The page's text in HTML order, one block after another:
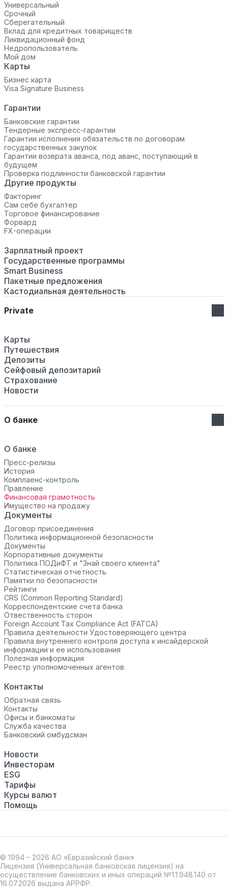
Универсальный
Срочный
Сберегательный
Вклад для кредитных товариществ
Ликвидационный фонд
Недропользователь
Мой дом
Карты
Бизнес карта
Visa Signature Business
Гарантии
Банковские гарантии
Тендерные экспресс-гарантии
Гарантии исполнения обязательств по договорам
государственных закупок
Гарантии возврата аванса, под аванс, поступающий в
будущем
Проверка подлинности банковской гарантии
Другие продукты
Факторинг
Сам себе бухгалтер
Торговое финансирование
Форвард
FX-операции
Зарплатный проект
Государственные программы
Smart Business
Пакетные предложения
Кастодиальная деятельность
Private
Карты
Путешествия
Депозиты
Сейфовый депозитарий
Страхование
Новости
О банке
О банке
Пресс-релизы
История
Комплаенс-контроль
Правление
Финансовая грамотность
Имущество на продажу
Документы
Договор присоединения
Политика информационной безопасности
Документы
Корпоративные документы
Политика ПОДиФТ и "Знай своего клиента"
Статистическая отчетность
Памятки по безопасности
Рейтинги
CRS (Common Reporting Standard)
Корреспондентские счета банка
Отвественность сторон
Foreign Account Tax Compliance Act (FATCA)
Правила деятельности Удостоверяющего центра
Правила внутреннего контроля доступа к инсайдерской
информации и ее использования
Полезная информация
Реестр уполномоченных агентов
Контакты
Обратная связь
Контакты
Офисы и банкоматы
Служба качества
Банковский омбудсман
Новости
Инвесторам
ESG
Тарифы
Курсы валют
Помощь
© 1994 – 2026 АО «Евразийский банк»
Лицензия (Универсальная банковская лицензия) на
осуществление банковских и иных операций №1.1.948.140 от
16.07.2026 выдана АРРФР.